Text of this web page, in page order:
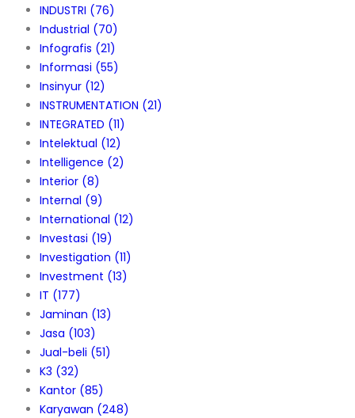
INDUSTRI (76)
Industrial (70)
Infografis (21)
Informasi (55)
Insinyur (12)
INSTRUMENTATION (21)
INTEGRATED (11)
Intelektual (12)
Intelligence (2)
Interior (8)
Internal (9)
International (12)
Investasi (19)
Investigation (11)
Investment (13)
IT (177)
Jaminan (13)
Jasa (103)
Jual-beli (51)
K3 (32)
Kantor (85)
Karyawan (248)